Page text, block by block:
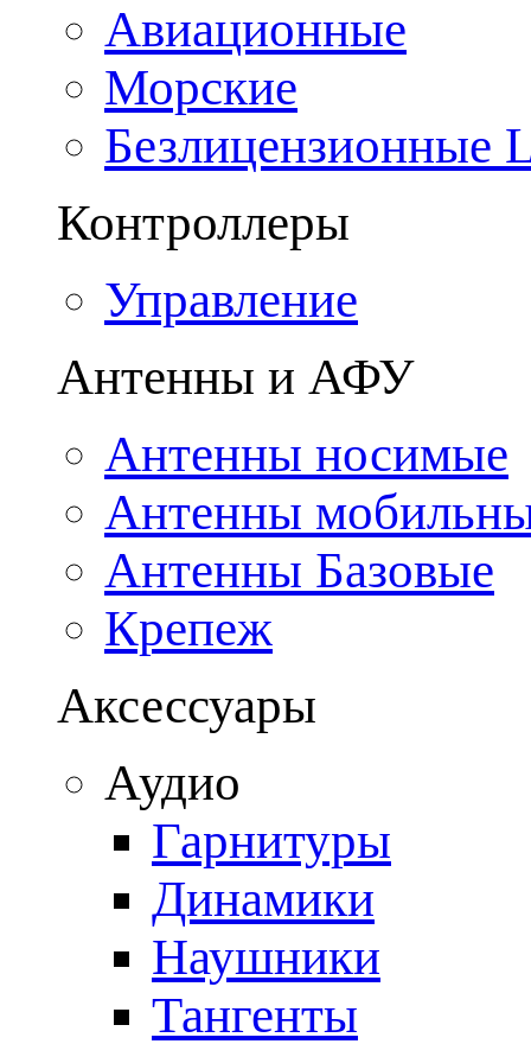
Авиационные
Морские
Безлицензионные
Контроллеры
Управление
Антенны и АФУ
Антенны носимые
Антенны
Антенны Базовые
Крепеж
Аксессуары
Аудио
Гарнитуры
Динамики
Наушники
Тангенты